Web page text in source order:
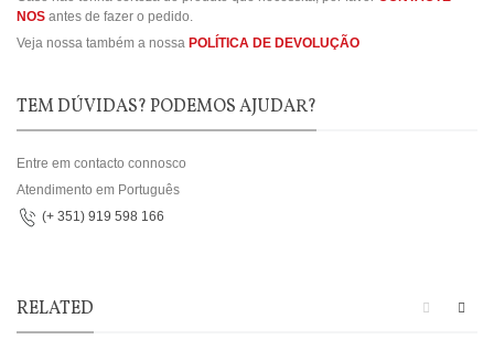
NOS antes de fazer o pedido.
Veja nossa também a nossa POLÍTICA DE DEVOLUÇÃO
TEM DÚVIDAS? PODEMOS AJUDAR?
Entre em contacto connosco
Atendimento em Português
(+ 351) 919 598 166
RELATED